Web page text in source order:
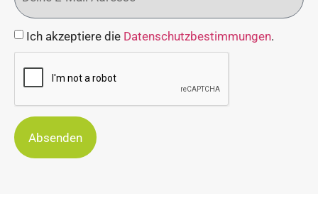
Ich akzeptiere die Datenschutzbestimmungen.
Absenden